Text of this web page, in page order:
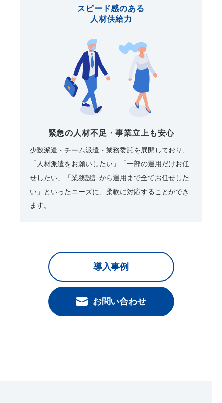
スピード感のある
人材供給力
緊急の人材不足・事業立上も安心
少数派遣・チーム派遣・業務委託を展開しており、
「人材派遣をお願いしたい」「一部の運用だけお任
せしたい」「業務設計から運用まで全てお任せした
い」といったニーズに、柔軟に対応することができ
ます。
導入事例
お問い合わせ